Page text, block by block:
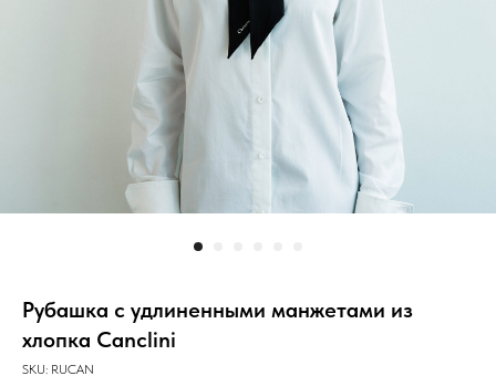
Рубашка с удлиненными манжетами из
хлопка Canclini
SKU: RUCAN